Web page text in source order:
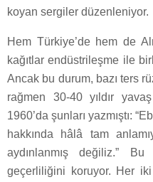
koyan sergiler düzenleniyor.
Hem Türkiye’de hem de
kağıtlar endüstrileşme ile
Ancak bu durum, bazı ters
rağmen 30-40 yıldır
1960’da şunları yazmıştı:
hakkında hâlâ tam
aydınlanmış değiliz.”
geçerliliğini koruyor. Her